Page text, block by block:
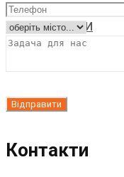
КОНТАКТИ
Контакти